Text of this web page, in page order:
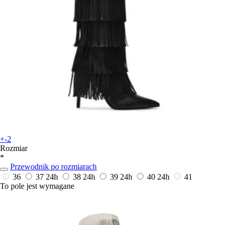
+-2
Rozmiar
*
Przewodnik po rozmiarach
36
37 24h 38 24h 39 24h 40 24h
41
To pole jest wymagane